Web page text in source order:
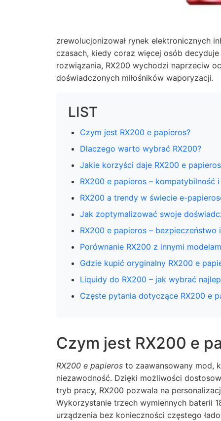
zrewolucjonizował rynek elektronicznych
czasach, kiedy coraz więcej osób
rozwiązania, RX200 wychodzi naprzeciw
doświadczonych miłośników waporyzacji.
LIST
Czym jest RX200 e papieros?
Dlaczego warto wybrać RX200?
Jakie korzyści daje RX200 e
RX200 e papieros – kompatybilność
RX200 a trendy w świecie e-
Jak zoptymalizować swoje
RX200 e papieros – bezpieczeństwo
Porównanie RX200 z innymi
Gdzie kupić oryginalny RX200 e
Liquidy do RX200 – jak wybrać
Częste pytania dotyczące RX200 e
Czym jest RX200 e
RX200 e papieros to zaawansowany mod,
niezawodność. Dzięki możliwości
tryb pracy, RX200 pozwala na
Wykorzystanie trzech wymiennych baterii
urządzenia bez konieczności częstego